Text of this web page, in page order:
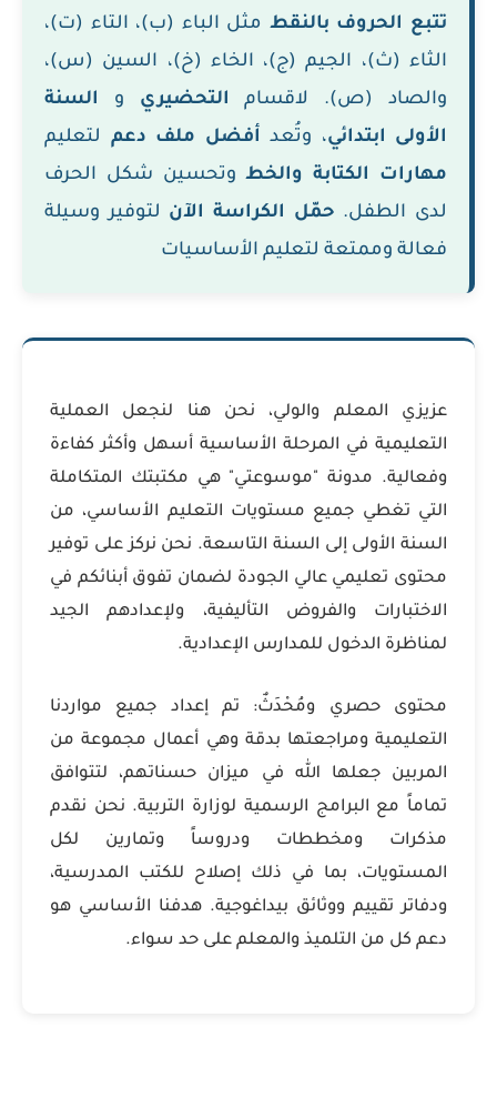
تتبع الحروف بالنقط مثل الباء (ب)، التاء (ت)،
الثاء (ث)، الجيم (ج)، الخاء (خ)، السين (س)،
والصاد (ص). لاقسام التحضيري و
السنة
الأولى ابتدائي، وتُعد أفضل ملف دعم لتعليم
مهارات الكتابة والخطوتحسين شكل الحرف
لدى الطفل. حمّل الكراسة الآن لتوفير وسيلة
فعالة وممتعة لتعليم الأساسيات
عزيزي المعلم والولي، نحن هنا لنجعل العملية
التعليمية في المرحلة الأساسية أسهل وأكثر كفاءة
وفعالية. مدونة "موسوعتي" هي مكتبتك المتكاملة
التي تغطي جميع مستويات التعليم الأساسي، من
السنة الأولى إلى السنة التاسعة. نحن نركز على توفير
محتوى تعليمي عالي الجودة لضمان تفوق أبنائكم في
الاختبارات والفروض التأليفية، ولإعدادهم الجيد
لمناظرة الدخول للمدارس الإعدادية.
محتوى حصري ومُحْدَثٌ: تم إعداد جميع مواردنا
التعليمية ومراجعتها بدقة وهي أعمال مجموعة من
المربين جعلها الله في ميزان حسناتهم، لتتوافق
تماماً مع البرامج الرسمية لوزارة التربية. نحن نقدم
مذكرات ومخططات ودروساً وتمارين لكل
المستويات، بما في ذلك إصلاح للكتب المدرسية،
ودفاتر تقييم ووثائق بيداغوجية. هدفنا الأساسي هو
دعم كل من التلميذ والمعلم على حد سواء.